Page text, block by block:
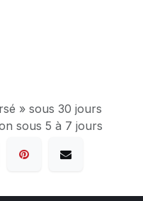
» sous 30 jours
sous 5 à 7 jours